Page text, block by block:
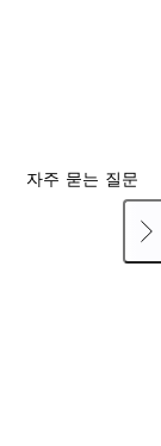
자주 묻는 질문